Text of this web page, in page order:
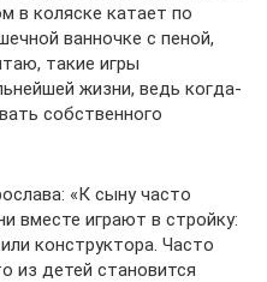
в коляске катает по
ванночке с пеной,
такие игры
жизни, ведь когда-
собственного
«К сыну часто
вместе играют в стройку:
конструктора. Часто
из детей становится